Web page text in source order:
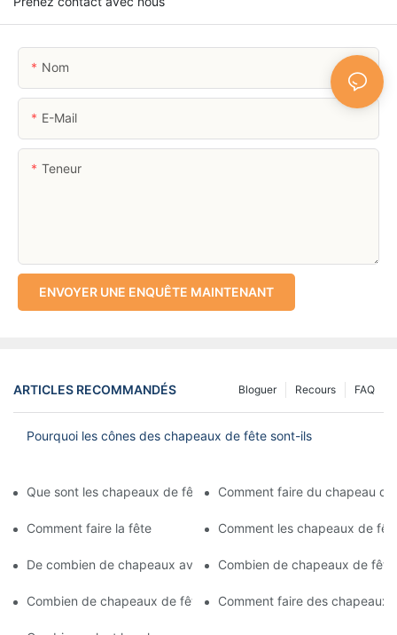
Nom
E-Mail
Teneur
ENVOYER UNE ENQUÊTE MAINTENANT
ARTICLES RECOMMANDÉS FAQ
Recours
Bloguer
Pourquoi les cônes des chapeaux de fête sont-ils
Que sont les chapeaux de fête Comment faire du chapeau
Comment faire la fête Comment les chapeaux de
De combien de chapeaux avez-vous besoinCombien de chapeaux de fête
Combien de chapeaux de fête y a-t-ilComment faire des